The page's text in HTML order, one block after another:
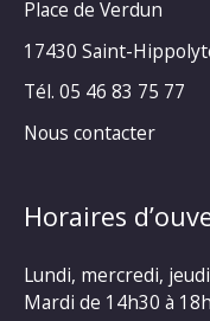
Place de Verdun
17430 Saint-
Tél. 05 46 83 75 77
Nous contacter
Horaires
Lundi, mercredi,
Mardi de 14h30 à